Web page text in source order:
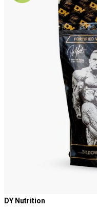
DY Nutrition